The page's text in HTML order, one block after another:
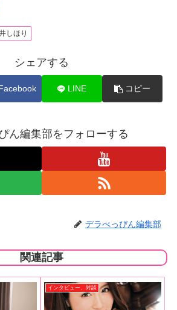
しほり
シェアする
LINE コピー
ん編集部をフォローする
デラべっぴん編集部
関連記事
インタビュー、対談